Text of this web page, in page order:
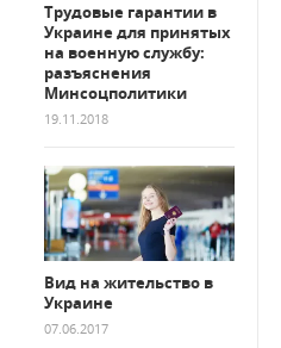
Трудовые гарантии в
Украине для принятых
на военную службу:
разъяснения
Минсоцполитики
19.11.2018
Вид на жительство в
Украине
07.06.2017